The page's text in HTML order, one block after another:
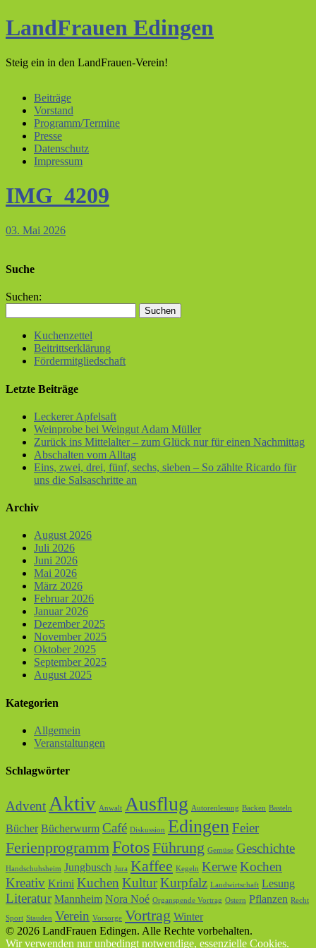
LandFrauen Edingen
Steig ein in den LandFrauen-Verein!
Beiträge
Vorstand
Programm/Termine
Presse
Datenschutz
Impressum
IMG_4209
03. Mai 2026
Suche
Suchen:
Kuchenzettel
Beitrittserklärung
Fördermitgliedschaft
Letzte Beiträge
Leckerer Apfelsaft
Weinprobe bei Weingut Adam Müller
Zurück ins Mittelalter – zum Glück nur für einen Nachmittag
Abschalten vom Alltag
Eins, zwei, drei, fünf, sechs, sieben – So zählte Ricardo für
uns die Salsaschritte an
Archiv
August 2026
Juli 2026
Juni 2026
Mai 2026
März 2026
Februar 2026
Januar 2026
Dezember 2025
November 2025
Oktober 2025
September 2025
August 2025
Kategorien
Allgemein
Veranstaltungen
Schlagwörter
AdventAktiv Anwalt Ausflug Autorenlesung Backen Basteln
Bücher Bücherwurm Café Diskussion EdingenFeier
FerienprogrammFotosFührung Gemüse Geschichte
Handschuhsheim Jungbusch Jura Kaffee Kegeln KerweKochen
Kreativ Krimi Kuchen KulturKurpfalz Landwirtschaft Lesung
Literatur Mannheim Nora Noé Organspende Vortrag Ostern Pflanzen Recht
Sport Stauden Verein Vorsorge Vortrag Winter
© 2026 LandFrauen Edingen. Alle Rechte vorbehalten.
Wir verwenden nur unbedingt notwendige, essenzielle Cookies.